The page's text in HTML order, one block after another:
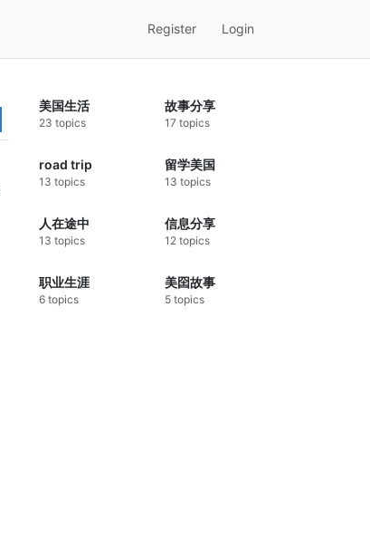
Register Login
美国生活
23 topics
故事分享
17 topics
road trip
13 topics
留学美国
13 topics
人在途中
13 topics
信息分享
12 topics
职业生涯
6 topics
美囶故事
5 topics